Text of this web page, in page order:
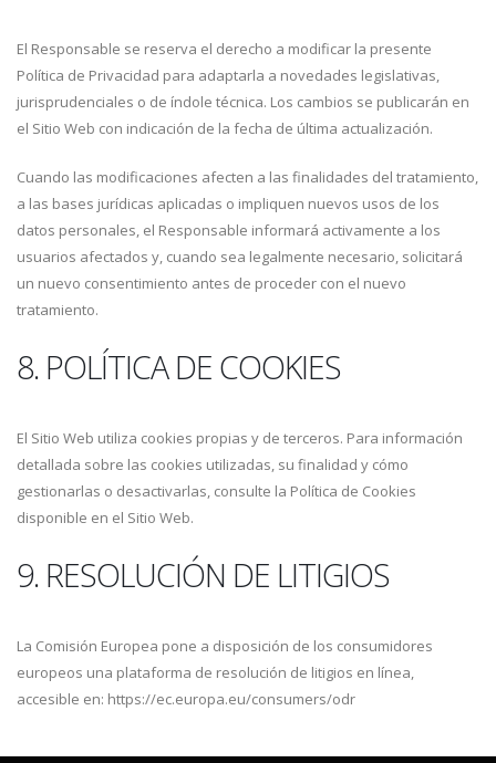
El Responsable se reserva el derecho a modificar la presente
Política de Privacidad para adaptarla a novedades legislativas,
jurisprudenciales o de índole técnica. Los cambios se publicarán en
el Sitio Web con indicación de la fecha de última actualización.
Cuando las modificaciones afecten a las finalidades del tratamiento,
a las bases jurídicas aplicadas o impliquen nuevos usos de los
datos personales, el Responsable informará activamente a los
usuarios afectados y, cuando sea legalmente necesario, solicitará
un nuevo consentimiento antes de proceder con el nuevo
tratamiento.
8. POLÍTICA DE COOKIES
El Sitio Web utiliza cookies propias y de terceros. Para información
detallada sobre las cookies utilizadas, su finalidad y cómo
gestionarlas o desactivarlas, consulte la Política de Cookies
disponible en el Sitio Web.
9. RESOLUCIÓN DE LITIGIOS
La Comisión Europea pone a disposición de los consumidores
europeos una plataforma de resolución de litigios en línea,
accesible en: https://ec.europa.eu/consumers/odr